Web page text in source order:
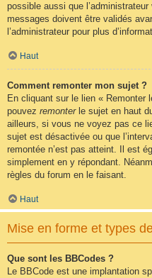
possible aussi que
messages doivent être validés
l’administrateur pour plus
Haut
Comment remonter mon sujet ?
En cliquant sur le lien «
pouvez remonterle sujet en haut
ailleurs, si vous ne voyez pas ce
sujet est désactivée ou que
remontée n’est pas atteint. Il est
simplement en y répondant.
règles du forum en le faisant.
Haut
Mise en forme et types
Que sont les BBCodes ?
Le BBCode est une implantation